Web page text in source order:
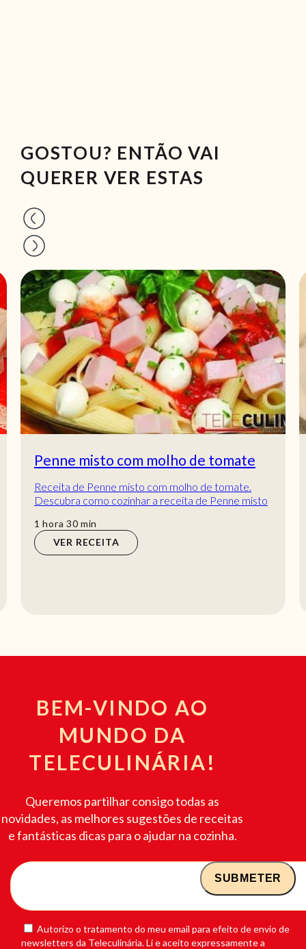
GOSTOU? ENTÃO VAI
QUERER VER ESTAS
Penne misto com molho de tomate
Receita de Penne misto com molho de tomate.
Descubra como cozinhar a receita de Penne misto
1 hora
hora 30min
min
VER RECEITA
BEM-VINDO AO
MUNDO DA
TELECULINÁRIA!
Queremos partilhar consigo todas as
novidades, as melhores sugestões de receitas
e fantásticas dicas para o ajudar na cozinha.
Autorizo o tratamento do meu email para efeito de envio de
newsletters da Teleculinária. Li e aceito expressamente a